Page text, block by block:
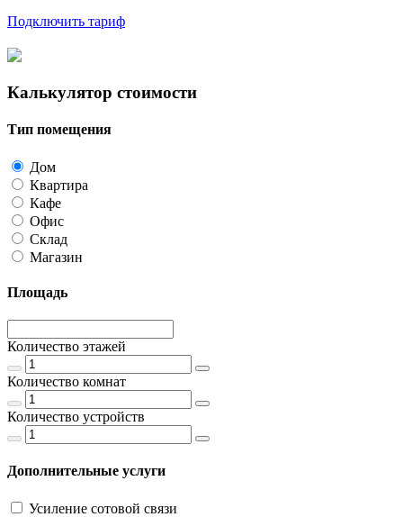
Подключить тариф
Калькулятор стоимости
Тип помещения
Дом
Квартира
Кафе
Офис
Склад
Магазин
Площадь
Количество этажей
Количество комнат
Количество устройств
Дополнительные услуги
Усиление сотовой связи